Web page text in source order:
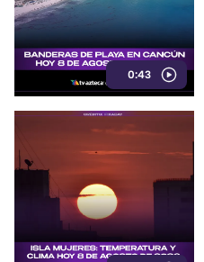
0:43